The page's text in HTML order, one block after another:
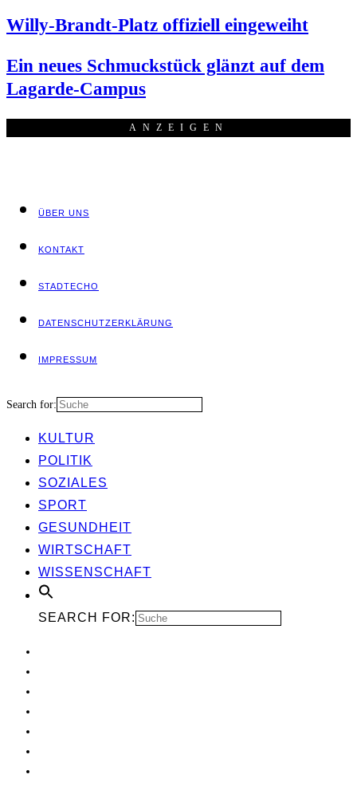
Wil­ly-Brandt-Platz offi­zi­ell eingeweiht
Ein neu­es Schmuck­stück glänzt auf dem
Lagarde-Campus
ANZEI­GEN
ÜBER UNS
KON­TAKT
STADT­ECHO
DATEN­SCHUTZ­ER­KLÄ­RUNG
IMPRES­SUM
Search for:
KUL­TUR
POLI­TIK
SOZIA­LES
SPORT
GESUND­HEIT
WIRT­SCHAFT
WIS­SEN­SCHAFT
SEARCH FOR: